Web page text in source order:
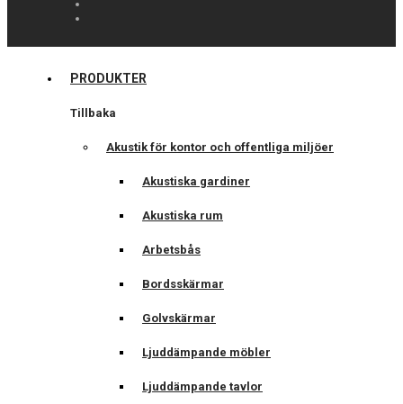
PRODUKTER
Tillbaka
Akustik för kontor och offentliga miljöer
Akustiska gardiner
Akustiska rum
Arbetsbås
Bordsskärmar
Golvskärmar
Ljuddämpande möbler
Ljuddämpande tavlor